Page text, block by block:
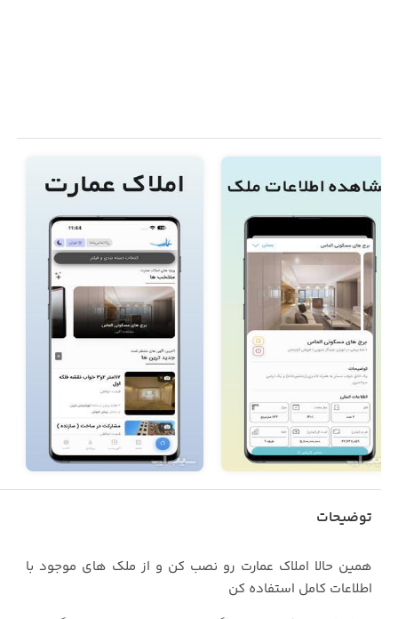
توضیحات
همین حالا املاک عمارت رو نصب کن و از ملک های موجود با
اطلاعات کامل استفاده کن